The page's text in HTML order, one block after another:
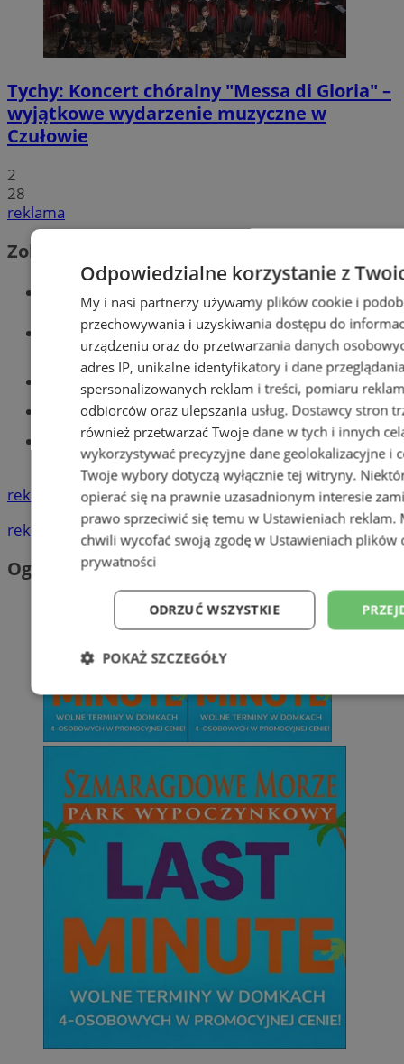
Tychy: Koncert chóralny "Messa di Gloria" –
wyjątkowe wydarzenie muzyczne w
Czułowie
2
28
reklama
Zobacz również
Wiadomości kryminalne w Tychach
Wiadomości lokalne
Części samochodowe do -70%!
Tworzenie stron www - Tychy
Znajdź pracę - codziennie nowe
ogłoszenia
reklama
reklama
Ogłoszenia
Odpowiedzialne korzystanie z
My i nasi partnerzy używamy plików cookie i
przechowywania i uzyskiwania dostępu do
urządzeniu oraz do przetwarzania danych
adres IP, unikalne identyfikatory i dane
spersonalizowanych reklam i treści, pomiaru
odbiorców oraz ulepszania usług. Dostawcy stron
również przetwarzać Twoje dane w tych i innych
wykorzystywać precyzyjne dane geolokalizacyjne i
Twoje wybory dotyczą wyłącznie tej witryny.
opierać się na prawnie uzasadnionym interesie
prawo sprzeciwić się temu w Ustawieniach reklam.
chwili wycofać swoją zgodę w Ustawieniach plików
prywatności
ODRZUĆ WSZYSTKIE
POKAŻ SZCZEGÓŁY
Niezbędne Wydajność
Niesklasyfikowane
Niezbędne Wydajność
Niezbędne pliki cookie umożliwiają korzystanie z podstawowych
takich jak logowanie użytkownika i zarządzanie kontem. Bez
można prawidłowo korzystać ze strony internetowej.
Nazwa
Domena
SessID
mojetychy.pl